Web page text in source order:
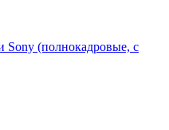
(полнокадровые, с